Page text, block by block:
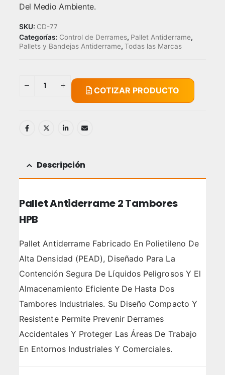
Del Medio Ambiente.
SKU: CD-77
Categorías: Control de Derrames, Pallet Antiderrame,
Pallets y Bandejas Antiderrame, Todas las Marcas
COTIZAR PRODUCTO
Descripción
Pallet Antiderrame 2 Tambores
HPB
Pallet Antiderrame Fabricado En Polietileno De
Alta Densidad (PEAD), Diseñado Para La
Contención Segura De Líquidos Peligrosos Y El
Almacenamiento Eficiente De Hasta Dos
Tambores Industriales. Su Diseño Compacto Y
Resistente Permite Prevenir Derrames
Accidentales Y Proteger Las Áreas De Trabajo
En Entornos Industriales Y Comerciales.